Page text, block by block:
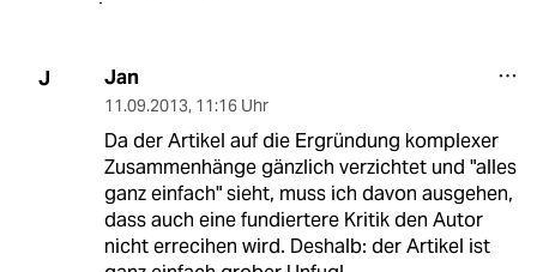
J Jan
11.09.2013, 11:16 Uhr
Da der Artikel auf die Ergründung komplexer
Zusammenhänge gänzlich verzichtet und "alles
ganz einfach" sieht, muss ich davon ausgehen,
dass auch eine fundiertere Kritik den Autor
nicht errecihen wird. Deshalb: der Artikel ist